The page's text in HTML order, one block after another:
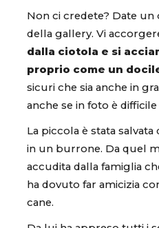
Non ci credete? Date
della gallery. Vi
dalla ciotola e si
proprio come un
sicuri che sia anche in
anche se in foto è
La piccola è stata
in un burrone. Da quel
accudita dalla famiglia
ha dovuto far amicizia
cane.